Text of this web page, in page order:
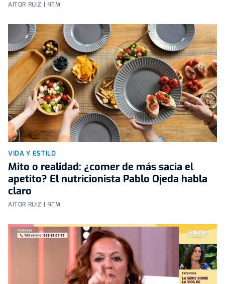
AITOR RUIZ | NTM
VIDA Y ESTILO
Mito o realidad: ¿comer de más sacia el
apetito? El nutricionista Pablo Ojeda habla
claro
AITOR RUIZ | NTM